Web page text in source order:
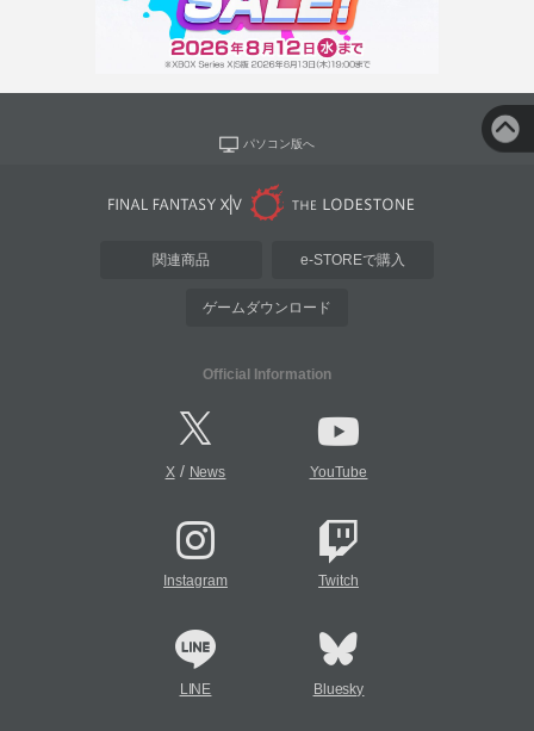
パソコン版へ
関連商品 e-STOREで購入
ゲームダウンロード
Official Information
X/ News YouTube
Instagram Twitch
LINE Bluesky